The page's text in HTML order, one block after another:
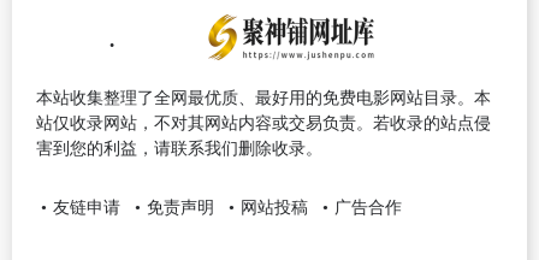
本站收集整理了全网最优质、最好用的免费电影网站目录。本
站仅收录网站，不对其网站内容或交易负责。若收录的站点侵
害到您的利益，请联系我们删除收录。
友链申请 免责声明 网站投稿 广告合作